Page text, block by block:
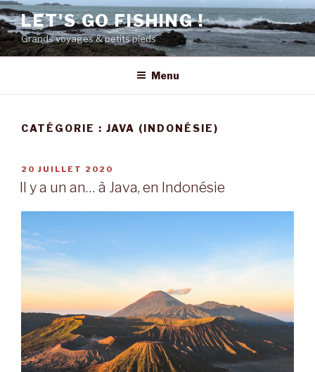
Aller
au
contenu
principal
LET'S GO FISHING !
Grands voyages & petits pieds
Menu
CATÉGORIE : JAVA (INDONÉSIE)
PUBLIÉ
LE
20 JUILLET 2020
Il y a un an… à Java, en Indonésie